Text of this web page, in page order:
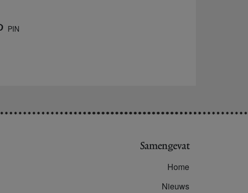
PIN
Samengevat
Home
Nieuws